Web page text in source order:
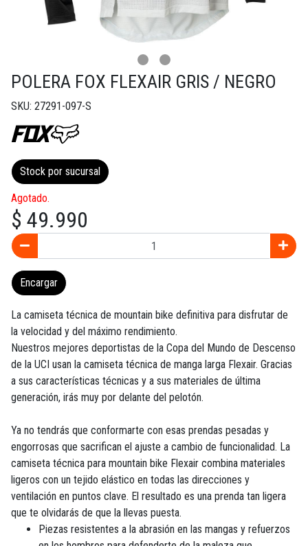
POLERA FOX FLEXAIR GRIS / NEGRO
SKU: 27291-097-S
Stock por sucursal
Agotado.
$ 49.990
Encargar
La camiseta técnica de mountain bike definitiva para disfrutar de
la velocidad y del máximo rendimiento.
Nuestros mejores deportistas de la Copa del Mundo de Descenso
de la UCI usan la camiseta técnica de manga larga Flexair. Gracias
a sus características técnicas y a sus materiales de última
generación, irás muy por delante del pelotón.
Ya no tendrás que conformarte con esas prendas pesadas y
engorrosas que sacrifican el ajuste a cambio de funcionalidad. La
camiseta técnica para mountain bike Flexair combina materiales
ligeros con un tejido elástico en todas las direcciones y
ventilación en puntos clave. El resultado es una prenda tan ligera
que te olvidarás de que la llevas puesta.
Piezas resistentes a la abrasión en las mangas y refuerzos